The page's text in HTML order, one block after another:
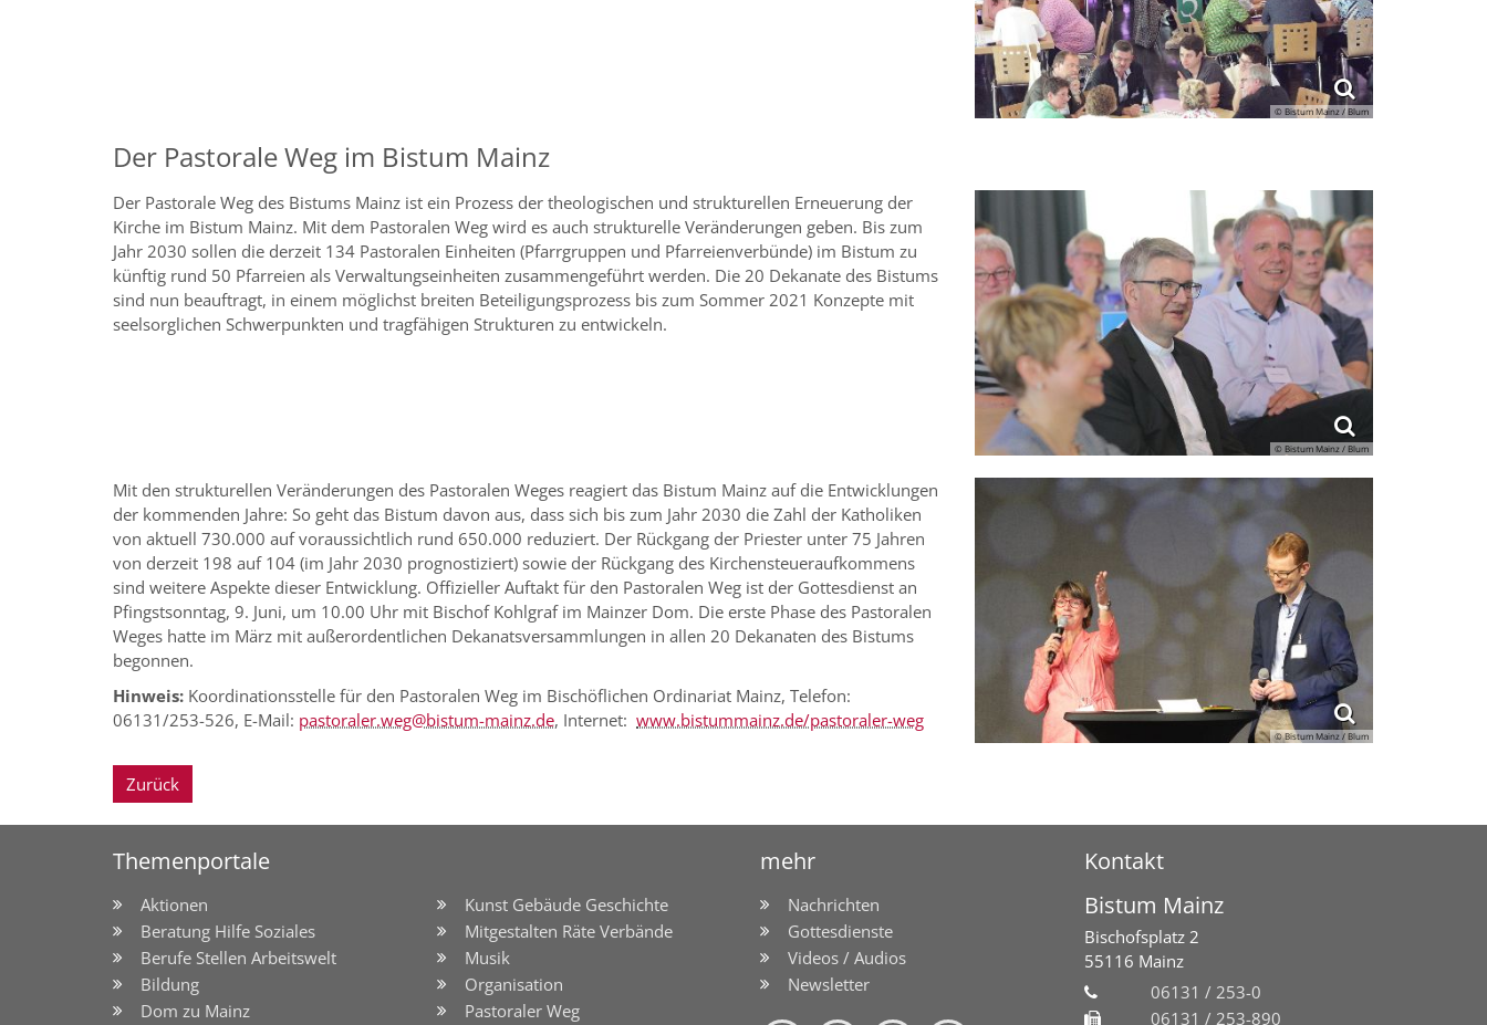
© Bistum Mainz / Blum
Der Pastorale Weg im Bistum Mainz
© Bistum Mainz / Blum
Der Pastorale Weg des Bistums Mainz ist ein Prozess der theologischen und strukturellen Erneuerung der
Kirche im Bistum Mainz. Mit dem Pastoralen Weg wird es auch strukturelle Veränderungen geben. Bis zum
Jahr 2030 sollen die derzeit 134 Pastoralen Einheiten (Pfarrgruppen und Pfarreienverbünde) im Bistum zu
künftig rund 50 Pfarreien als Verwaltungseinheiten zusammengeführt werden. Die 20 Dekanate des Bistums
sind nun beauftragt, in einem möglichst breiten Beteiligungsprozess bis zum Sommer 2021 Konzepte mit
seelsorglichen Schwerpunkten und tragfähigen Strukturen zu entwickeln.
© Bistum Mainz / Blum
Mit den strukturellen Veränderungen des Pastoralen Weges reagiert das Bistum Mainz auf die Entwicklungen
der kommenden Jahre: So geht das Bistum davon aus, dass sich bis zum Jahr 2030 die Zahl der Katholiken
von aktuell 730.000 auf voraussichtlich rund 650.000 reduziert. Der Rückgang der Priester unter 75 Jahren
von derzeit 198 auf 104 (im Jahr 2030 prognostiziert) sowie der Rückgang des Kirchensteueraufkommens
sind weitere Aspekte dieser Entwicklung. Offizieller Auftakt für den Pastoralen Weg ist der Gottesdienst an
Pfingstsonntag, 9. Juni, um 10.00 Uhr mit Bischof Kohlgraf im Mainzer Dom. Die erste Phase des Pastoralen
Weges hatte im März mit außerordentlichen Dekanatsversammlungen in allen 20 Dekanaten des Bistums
begonnen.
Hinweis: Koordinationsstelle für den Pastoralen Weg im Bischöflichen Ordinariat Mainz, Telefon:
06131/253-526, E-Mail: pastoraler.weg@bistum-mainz.de, Internet: www.bistummainz.de/pastoraler-weg
Zurück
Themenportale mehr Kontakt
Aktionen
Beratung Hilfe Soziales
Berufe Stellen Arbeitswelt
Bildung
Dom zu Mainz
Kunst Gebäude Geschichte
Mitgestalten Räte Verbände
Musik
Organisation
Pastoraler Weg
Nachrichten
Gottesdienste
Videos / Audios
Newsletter
Bistum Mainz
Bischofsplatz 2
55116 Mainz
06131 / 253-0
06131 / 253-890